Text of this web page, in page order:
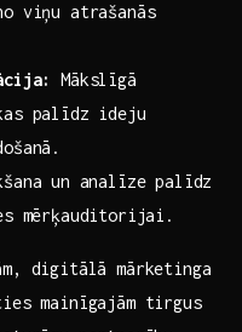
‍viņu atrašanās
Mākslīgā
palīdz ideju
⁤un analīze palīdz
⁢mērķauditorijai.
digitālā‌ mārketinga
mainīgajām tirgus